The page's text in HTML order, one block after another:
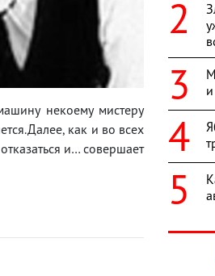
некоему мистеру
как и во всех
и… совершает